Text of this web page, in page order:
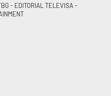
- EDITORIAL TELEVISA -